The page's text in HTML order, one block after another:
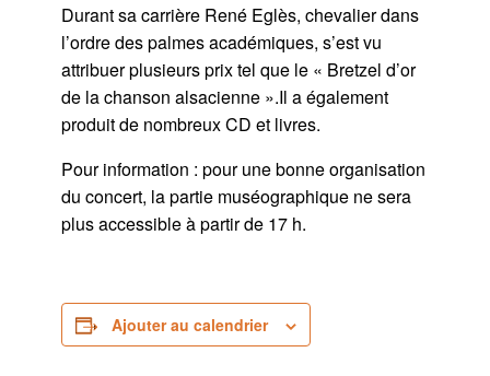
Durant sa carrière René Eglès, chevalier dans
l’ordre des palmes académiques, s’est vu
attribuer plusieurs prix tel que le « Bretzel d’or
de la chanson alsacienne ».Il a également
produit de nombreux CD et livres.
Pour information : pour une bonne organisation
du concert, la partie muséographique ne sera
plus accessible à partir de 17 h.
Ajouter au calendrier